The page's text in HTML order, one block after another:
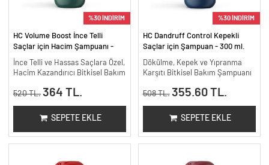
%30 İNDİRİM
HC Volume Boost İnce Telli
Saçlar için Hacim Şampuanı -
300 ml.
İnce Telli ve Hassas Saçlara Özel,
Hacim Kazandırıcı Bitkisel Bakım
520 TL. 364 TL.
SEPETE EKLE
%30 İNDİRİM
HC Dandruff Control Kepekli
Saçlar için Şampuan - 300 ml.
Dökülme, Kepek ve Yıpranma
Karşıtı Bitkisel Bakım Şampuanı
508 TL. 355.60 TL.
SEPETE EKLE